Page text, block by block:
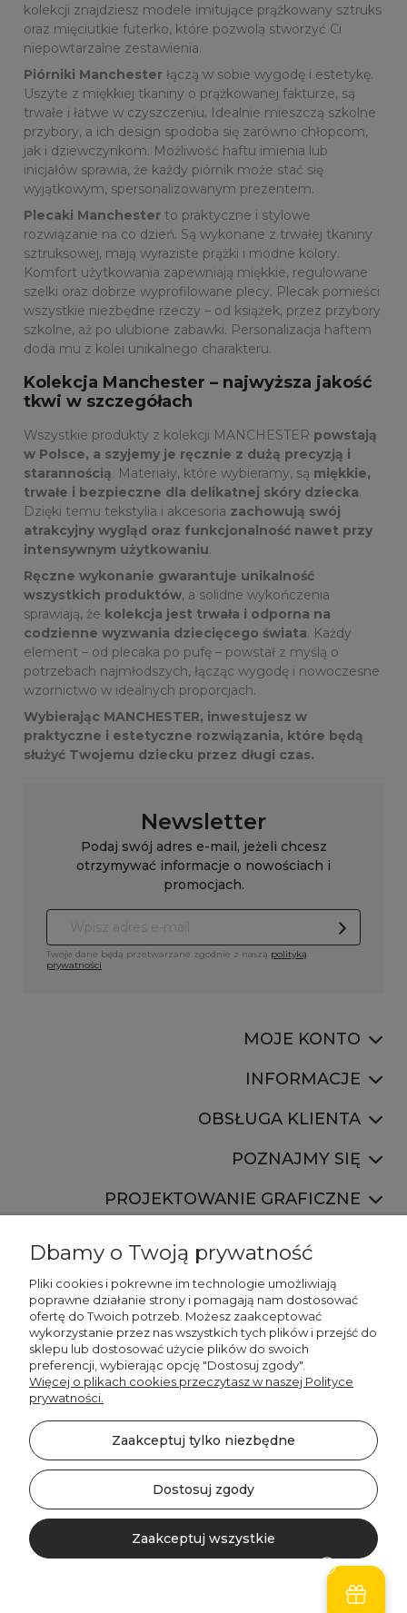
kolekcji znajdziesz modele imitujące prążkowany sztruks
oraz mięciutkie futerko, które pozwolą stworzyć Ci
niepowtarzalne zestawienia.
Piórniki Manchester łączą w sobie wygodę i estetykę.
Uszyte z miękkiej tkaniny o prążkowanej fakturze, są
trwałe i łatwe w czyszczeniu. Idealnie mieszczą szkolne
przybory, a ich design spodoba się zarówno chłopcom,
jak i dziewczynkom. Możliwość haftu imienia lub
inicjałów sprawia, że każdy piórnik może stać się
wyjątkowym, spersonalizowanym prezentem.
Plecaki Manchester to praktyczne i stylowe
rozwiązanie na co dzień. Są wykonane z trwałej tkaniny
sztruksowej, mają wyraziste prążki i modne kolory.
Komfort użytkowania zapewniają miękkie, regulowane
szelki oraz dobrze wyprofilowane plecy. Plecak pomieści
wszystkie niezbędne rzeczy – od książek, przez przybory
szkolne, aż po ulubione zabawki. Personalizacja haftem
doda mu z kolei unikalnego charakteru.
Kolekcja Manchester – najwyższa jakość
tkwi w szczegółach
Wszystkie produkty z kolekcji MANCHESTER powstają
w Polsce, a szyjemy je ręcznie z dużą precyzją i
starannością. Materiały, które wybieramy, są miękkie,
trwałe i bezpieczne dla delikatnej skóry dziecka.
Dzięki temu tekstylia i akcesoria zachowują swój
atrakcyjny wygląd oraz funkcjonalność nawet przy
intensywnym użytkowaniu.
Ręczne wykonanie gwarantuje unikalność
wszystkich produktów, a solidne wykończenia
sprawiają, że kolekcja jest trwała i odporna na
codzienne wyzwania dziecięcego świata. Każdy
element – od plecaka po pufę – powstał z myślą o
potrzebach najmłodszych, łącząc wygodę i nowoczesne
wzornictwo w idealnych proporcjach.
Wybierając MANCHESTER, inwestujesz w
praktyczne i estetyczne rozwiązania, które będą
służyć Twojemu dziecku przez długi czas.
Newsletter
Podaj swój adres e-mail, jeżeli chcesz
otrzymywać informacje o nowościach i
promocjach.
Twoje dane będą przetwarzane zgodnie z naszą polityką
prywatności
MOJE KONTO
INFORMACJE
OBSŁUGA KLIENTA
POZNAJMY SIĘ
PROJEKTOWANIE GRAFICZNE
887 750 445
536 346 177
©2026 Wszelkie Prawa Zastrzeżone | DECORDRUK
Dbamy o Twoją prywatność
Pliki cookies i pokrewne im technologie umożliwiają
poprawne działanie strony i pomagają nam dostosować
ofertę do Twoich potrzeb. Możesz zaakceptować
wykorzystanie przez nas wszystkich tych plików i przejść do
sklepu lub dostosować użycie plików do swoich
preferencji, wybierając opcję "Dostosuj zgody".
Więcej o plikach cookies przeczytasz w naszej Polityce
prywatności.
Zaakceptuj tylko niezbędne
Dostosuj zgody
Zaakceptuj wszystkie